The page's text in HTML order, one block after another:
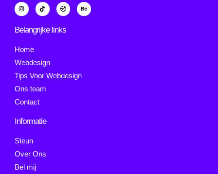
Belangrijke links
Home
Webdesign
Tips Voor Webdesign
Ons team
Contact
Informatie
Steun
Over Ons
Bel mij